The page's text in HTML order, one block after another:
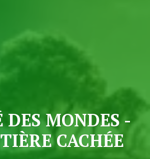
DES MONDES -
CACHÉE